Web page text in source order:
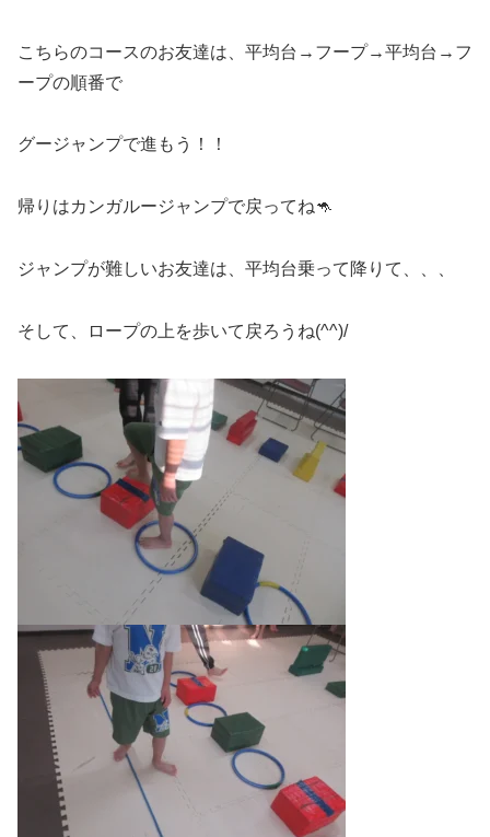
こちらのコースのお友達は、平均台→フープ→平均台→フ
ープの順番で
グージャンプで進もう！！
帰りはカンガルージャンプで戻ってね🦘
ジャンプが難しいお友達は、平均台乗って降りて、、、
そして、ロープの上を歩いて戻ろうね(^^)/